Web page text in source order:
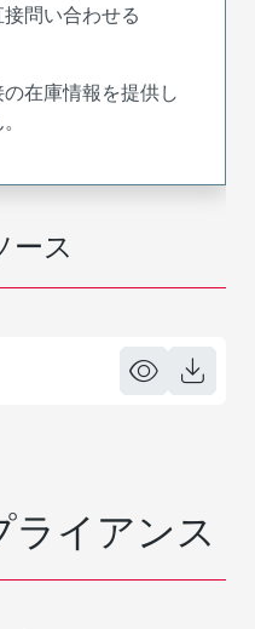
ース
問い合わせる
在庫情報を提供し
ライアンス